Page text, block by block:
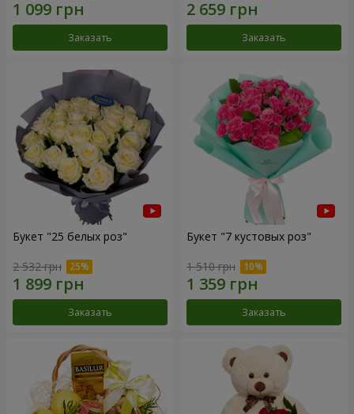
Заказать Заказать
Букет "25 белых роз"
2 532 грн
Заказать
Букет "7 кустовых роз"
1 510 грн
Заказать